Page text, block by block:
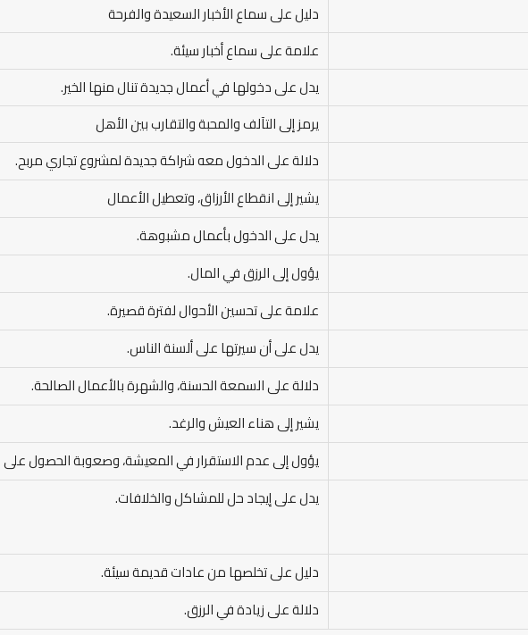
دليل على سماع الأخبار السعيدة والفرحة
علامة على سماع أخبار سيئة.
يدل على دخولها في أعمال جديدة تنال منها الخير.
يرمز إلى التآلف والمحبة والتقارب بين الأهل
دلالة على الدخول معه شراكة جديدة لمشروع تجاري مربح.
يشير إلى انقطاع الأرزاق، وتعطيل الأعمال
يدل على الدخول بأعمال مشبوهة.
يؤول إلى الرزق في المال.
علامة على تحسين الأحوال لفترة قصيرة.
يدل على أن سيرتها على ألسنة الناس.
دلالة على السمعة الحسنة، والشهرة بالأعمال الصالحة.
يشير إلى هناء العيش والرغد.
يؤول إلى عدم الاستقرار في المعيشة، وصعوبة الحصول على
يدل على إيجاد حل للمشاكل والخلافات.
دليل على تخلصها من عادات قديمة سيئة.
دلالة على زيادة في الرزق.